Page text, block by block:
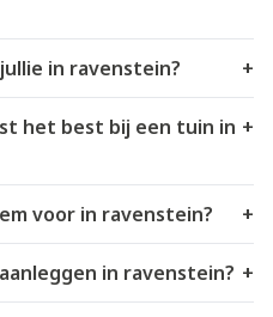
in ravenstein? +
het best bij een tuin in +
voor in ravenstein? +
in ravenstein? +